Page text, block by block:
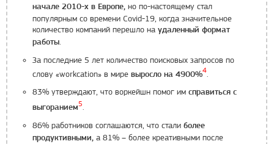
начале 2010-х в Европе, но по-настоящему стал
популярным со времени Covid-19, когда значительное
количество компаний перешло на удаленный формат
работы.
За последние 5 лет количество поисковых запросов по
слову «workcation» в мире выросло на 4900%4
83% утверждают, что воркейшн помог им справиться с
выгоранием5
86% работников соглашаются, что стали более
продуктивными, а 81% – более креативными после